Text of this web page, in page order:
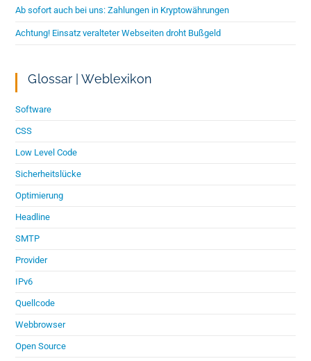
Ab sofort auch bei uns: Zahlungen in Kryptowährungen
Achtung! Einsatz veralteter Webseiten droht Bußgeld
Glossar | Weblexikon
Software
CSS
Low Level Code
Sicherheitslücke
Optimierung
Headline
SMTP
Provider
IPv6
Quellcode
Webbrowser
Open Source